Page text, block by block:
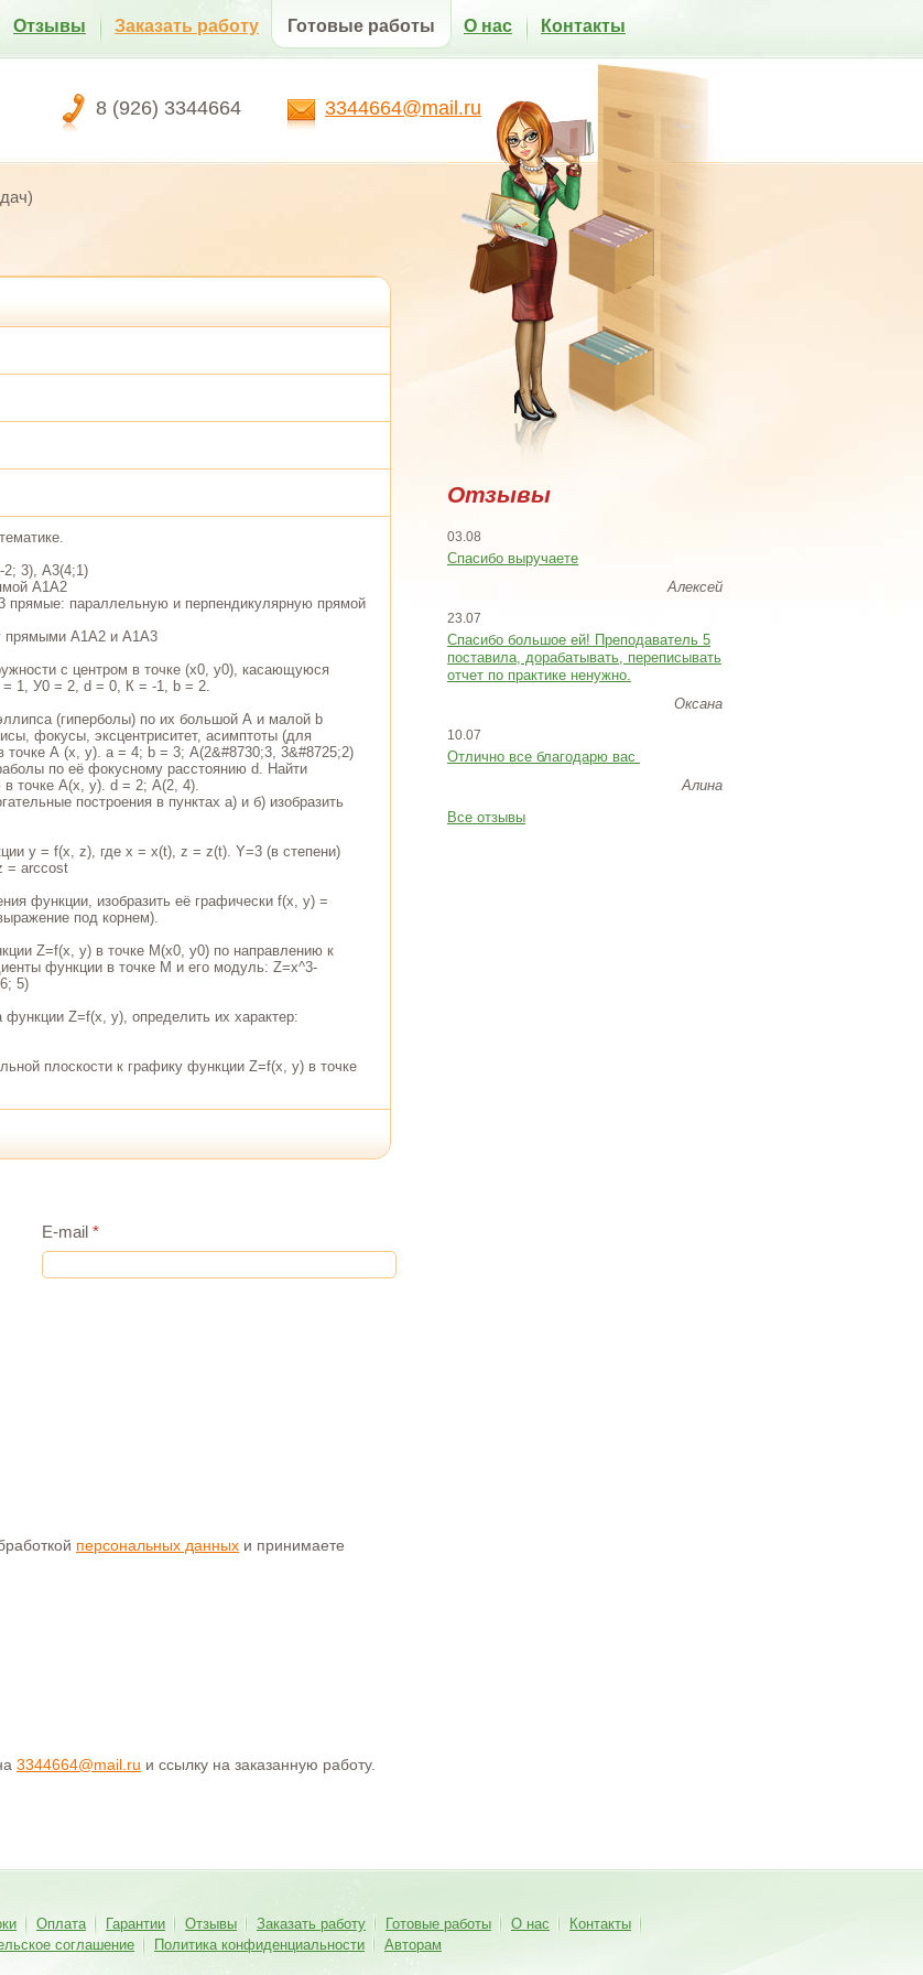
8 (926) 3344664 3344664@mail.ru
Отзывы Заказать работу Готовые работы О нас Контакты
2; 3), А3(4;1)
А1А2
прямые: параллельную и перпендикулярную прямой
прямыми А1А2 и А1А3
с центром в точке (х0, у0), касающуюся
1, У0 = 2, d = 0, К = -1, b = 2.
(гиперболы) по их большой А и малой b
фокусы, эксцентриситет, асимптоты (для
точке А (х, у). а = 4; b = 3; А(2&#8730;3, 3&#8725;2)
по её фокусному расстоянию d. Найти
в точке А(х, у). d = 2; А(2, 4).
построения в пунктах а) и б) изобразить
y = f(x, z), где x = x(t), z = z(t). Y=3 (в степени)
= arccost
функции, изобразить её графически f(x, y) =
под корнем).
Z=f(x, y) в точке М(х0, у0) по направлению к
функции в точке М и его модуль: Z=x^3-
5)
функции Z=f(x, y), определить их характер:
плоскости к графику функции Z=f(x, y) в точке
E-mail *
персональных данных и принимаете
3344664@mail.ru и ссылку на заказанную работу.
Отзывы
03.08
Спасибо выручаете
Алексей
23.07
Cпасибо большое ей! Преподаватель 5
поставила, дорабатывать, переписывать
отчет по практике ненужно.
Оксана
10.07
Отлично все благодарю вас
Алина
Все отзывы
Оплата Гарантии Отзывы Заказать работу Готовые работы О нас
Контакты
соглашение
Политика конфиденциальности Авторам